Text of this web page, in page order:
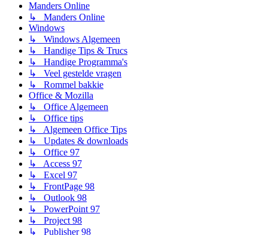
Manders Online
↳ Manders Online
Windows
↳ Windows Algemeen
↳ Handige Tips & Trucs
↳ Handige Programma's
↳ Veel gestelde vragen
↳ Rommel bakkie
Office & Mozilla
↳ Office Algemeen
↳ Office tips
↳ Algemeen Office Tips
↳ Updates & downloads
↳ Office 97
↳ Access 97
↳ Excel 97
↳ FrontPage 98
↳ Outlook 98
↳ PowerPoint 97
↳ Project 98
↳ Publisher 98